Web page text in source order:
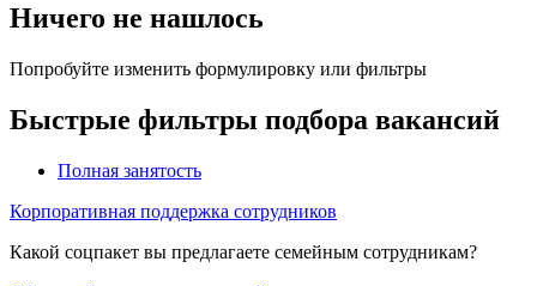
Ничего не нашлось
Попробуйте изменить формулировку или фильтры
Быстрые фильтры подбора вакансий
Полная занятость
Корпоративная поддержка сотрудников
Какой соцпакет вы предлагаете семейным сотрудникам?